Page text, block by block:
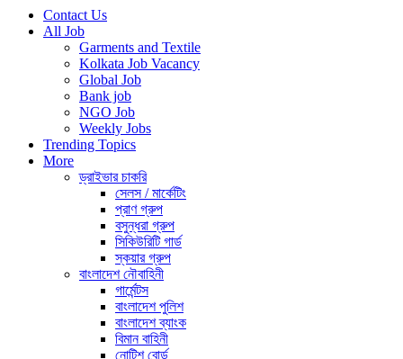
Contact Us
All Job
Garments and Textile
Kolkata Job Vacancy
Global Job
Bank job
NGO Job
Weekly Jobs
Trending Topics
More
ড্রাইভার চাকরি
সেলস / মার্কেটিং
প্রাণ গ্রুপ
বসুন্ধরা গ্রুপ
সিকিউরিটি গার্ড
স্কয়ার গ্রুপ
বাংলাদেশ নৌবাহিনী
গার্মেন্টস
বাংলাদেশ পুলিশ
বাংলাদেশ ব্যাংক
বিমান বাহিনী
নোটিশ বোর্ড